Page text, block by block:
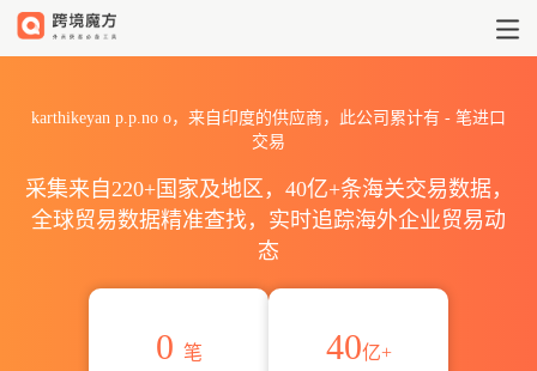
karthikeyan p.p.no o，来自印度的供应商，此公司累计有 - 笔进口
交易
采集来自220+国家及地区，40亿+条海关交易数据，
全球贸易数据精准查找，实时追踪海外企业贸易动
态
0 笔
40亿+